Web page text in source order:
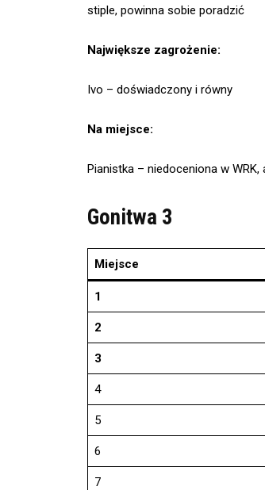
stiple, powinna sobie poradzić
Największe zagrożenie:
Ivo – doświadczony i równy
Na miejsce:
Pianistka – niedoceniona w
Gonitwa 3
Miejsce
1
2
3
4
5
6
7